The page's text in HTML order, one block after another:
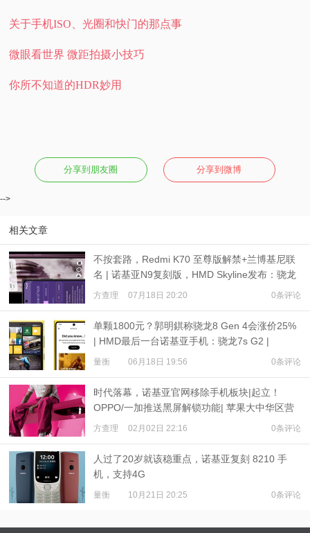
关于手机ISO、光圈和快门的那点事
微眼看世界 微距拍摄小技巧
你所不知道的HDR妙用
分享到朋友圈 分享到微博
-->
相关文章
不按套路，Redmi K70 至尊版解禁+兰博基尼联
名 | 诺基亚N9复刻版，HMD Skyline发布：骁龙
7s Gen 2
方查理 07月18日 20:20 0条评论
单颗1800元？郭明錤称骁龙8 Gen 4会涨价25%
| HMD最后一台诺基亚手机：骁龙7s G2 |
iPhone 16尺寸出炉
量衡 06月18日 19:56 0条评论
时代落幕，诺基亚官网移除手机板块|起立！
OPPO/一加推送黑屏解锁功能| 苹果大中华区营
收下降13%
方查理 02月02日 22:16 0条评论
人过了20岁就该稳重点，诺基亚复刻 8210 手
机，支持4G
量衡 10月21日 20:25 0条评论